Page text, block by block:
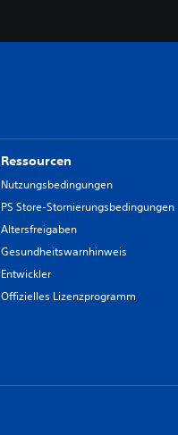
Ressourcen
Nutzungsbedingungen
PS Store-Stornierungsbedingungen
Altersfreigaben
Gesundheitswarnhinweis
Entwickler
Offizielles Lizenzprogramm